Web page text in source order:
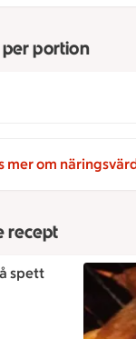
portion
mer om
recept
spett